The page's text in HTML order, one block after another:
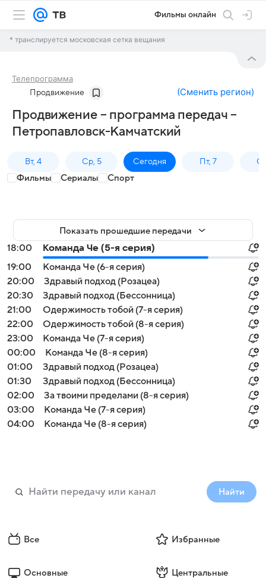
Фильмы онлайн
* транслируется московская сетка вещания
Телепрограмма
Продвижение (Сменить регион)
Продвижение – программа передач –
Петропавловск-Камчатский
Вт, 4 Ср, 5 Сегодня Пт, 7
Фильмы Сериалы Спорт
Показать прошедшие передачи
18:00
Команда Че (5-я серия)
19:00
Команда Че (6-я серия)
20:00
Здравый подход (Розацеа)
20:30
Здравый подход (Бессонница)
21:00
Одержимость тобой (7-я серия)
22:00
Одержимость тобой (8-я серия)
23:00
Команда Че (7-я серия)
00:00
Команда Че (8-я серия)
01:00
Здравый подход (Розацеа)
01:30
Здравый подход (Бессонница)
02:00
За твоими пределами (8-я серия)
03:00
Команда Че (7-я серия)
04:00
Команда Че (8-я серия)
Найти
Все Избранные
Основные Центральные